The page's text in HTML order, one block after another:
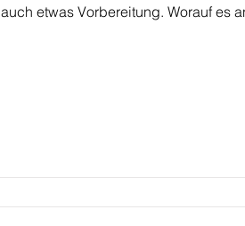
auch etwas Vorbereitung. Worauf es